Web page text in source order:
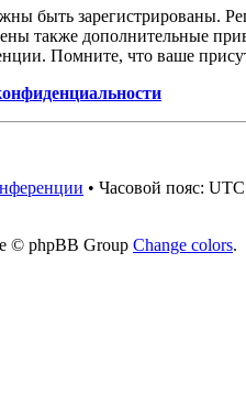
быть зарегистрированы.
также дополнительные
Помните, что ваше
• Часовой пояс:
© phpBB Group Change colors.